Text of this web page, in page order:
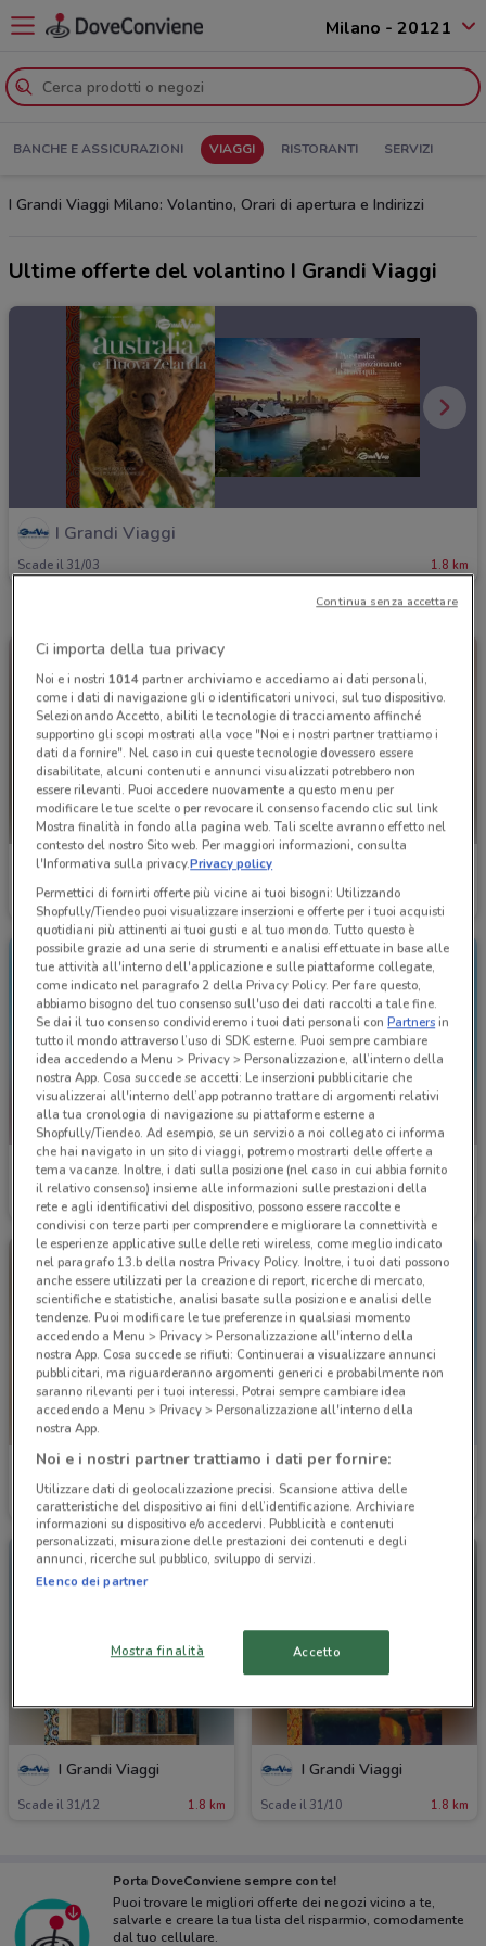
Milano - 20121
BANCHE E ASSICURAZIONI VIAGGI RISTORANTI SERVIZI
I Grandi Viaggi Milano: Volantino, Orari di apertura e Indirizzi
Ultime offerte del volantino I Grandi Viaggi
I Grandi Viaggi
Scade il 31/03 1.8 km
I Grandi Viaggi
Scade il 31/03 1.8 km Scade il 31/10 1.8 km
I Grandi Viaggi
Scade il 31/12 1.8 km
I Grandi Viaggi
Scade il 31/08
I Grandi Viaggi
Scade il 31/08 1.8 km
I Grandi Viaggi
Scade il 31/12
I Grandi Viaggi
Scade il 31/12 1.8 km
I Grandi Viaggi
Scade il 31/10 1.8 km
Porta DoveConviene sempre con te!
Puoi trovare le migliori offerte dei negozi vicino a te,
salvarle e creare la tua lista del risparmio, comodamente
dal tuo cellulare.
Ci importa della tua privacy
Noi e i nostri 1014partner archiviamo e accediamo ai dati personali,
come i dati di navigazione gli o identificatori univoci, sul tuo dispositivo.
Selezionando Accetto, abiliti le tecnologie di tracciamento affinché
supportino gli scopi mostrati alla voce "Noi e i nostri partner trattiamo i
dati da fornire". Nel caso in cui queste tecnologie dovessero essere
disabilitate, alcuni contenuti e annunci visualizzati potrebbero non
essere rilevanti. Puoi accedere nuovamente a questo menu per
modificare le tue scelte o per revocare il consenso facendo clic sul link
Mostra finalità in fondo alla pagina web. Tali scelte avranno effetto nel
contesto del nostro Sito web. Per maggiori informazioni, consulta
l'Informativa sulla privacy.Privacy policy
Permettici di fornirti offerte più vicine ai tuoi bisogni: Utilizzando
Shopfully/Tiendeo puoi visualizzare inserzioni e offerte per i tuoi acquisti
quotidiani più attinenti ai tuoi gusti e al tuo mondo. Tutto questo è
possibile grazie ad una serie di strumenti e analisi effettuate in base alle
tue attività all'interno dell'applicazione e sulle piattaforme collegate,
come indicato nel paragrafo 2 della Privacy Policy. Per fare questo,
abbiamo bisogno del tuo consenso sull'uso dei dati raccolti a tale fine.
Se dai il tuo consenso condivideremo i tuoi dati personali conPartnersin
tutto il mondo attraverso l’uso di SDK esterne. Puoi sempre cambiare
idea accedendo a Menu > Privacy > Personalizzazione, all’interno della
nostra App. Cosa succede se accetti: Le inserzioni pubblicitarie che
visualizzerai all'interno dell’app potranno trattare di argomenti relativi
alla tua cronologia di navigazione su piattaforme esterne a
Shopfully/Tiendeo. Ad esempio, se un servizio a noi collegato ci informa
che hai navigato in un sito di viaggi, potremo mostrarti delle offerte a
tema vacanze. Inoltre, i dati sulla posizione (nel caso in cui abbia fornito
il relativo consenso) insieme alle informazioni sulle prestazioni della
rete e agli identificativi del dispositivo, possono essere raccolte e
condivisi con terze parti per comprendere e migliorare la connettività e
le esperienze applicative sulle delle reti wireless, come meglio indicato
nel paragrafo 13.b della nostra Privacy Policy. Inoltre, i tuoi dati possono
anche essere utilizzati per la creazione di report, ricerche di mercato,
scientifiche e statistiche, analisi basate sulla posizione e analisi delle
tendenze. Puoi modificare le tue preferenze in qualsiasi momento
accedendo a Menu > Privacy > Personalizzazione all'interno della
nostra App. Cosa succede se rifiuti: Continuerai a visualizzare annunci
pubblicitari, ma riguarderanno argomenti generici e probabilmente non
saranno rilevanti per i tuoi interessi. Potrai sempre cambiare idea
accedendo a Menu > Privacy > Personalizzazione all'interno della
nostra App.
Noi e i nostri partner trattiamo i dati per fornire:
Utilizzare dati di geolocalizzazione precisi. Scansione attiva delle
caratteristiche del dispositivo ai fini dell’identificazione. Archiviare
informazioni su dispositivo e/o accedervi. Pubblicità e contenuti
personalizzati, misurazione delle prestazioni dei contenuti e degli
annunci, ricerche sul pubblico, sviluppo di servizi.
Elenco dei partner
Mostra finalità Accetto
Continua senza accettare